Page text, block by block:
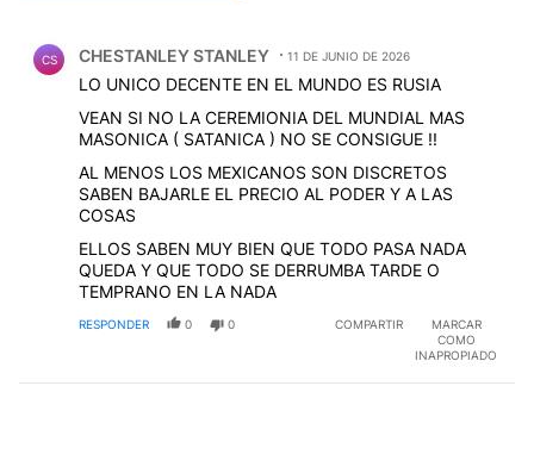
CS CHESTANLEY STANLEY 11 DE JUNIO DE 2026
LO UNICO DECENTE EN EL MUNDO ES RUSIA
VEAN SI NO LA CEREMIONIA DEL MUNDIAL MAS
MASONICA ( SATANICA ) NO SE CONSIGUE !!
AL MENOS LOS MEXICANOS SON DISCRETOS
SABEN BAJARLE EL PRECIO AL PODER Y A LAS
COSAS
ELLOS SABEN MUY BIEN QUE TODO PASA NADA
QUEDA Y QUE TODO SE DERRUMBA TARDE O
TEMPRANO EN LA NADA
RESPONDER 0 0 COMPARTIR
MARCAR
COMO
INAPROPIADO